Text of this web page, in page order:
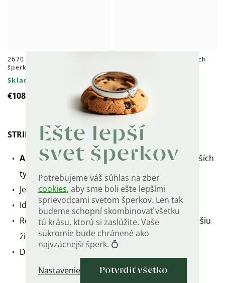
Ešte lepší
svet šperkov
Potrebujeme váš súhlas na zber
cookies, aby sme boli ešte lepšími
sprievodcami svetom šperkov. Len tak
budeme schopní skombinovať všetku
tú krásu, ktorú si zaslúžite. Vaše
súkromie bude chránené ako
najvzácnejší šperk. 💍
Nastavenie Potvrdiť všetko
2670 Súprava strieborných
šperkov LUNA SAFÍR
Skladom
€108
2685 Súprava strieborných
Skladom
€141
STRIEBORNÁ RHODIOVANÁ RETIAZKA ANKER
ANKER je jeden z najpevnejších a najspoľahlivejších
typov retiazok.
Jednotlivé očká sú radené kolmo k sebe
Ideálna retiazka k prívesku.
Ródiovaný - pre väčšiu odolnosť, vyšší lesk a dlhšiu
životnosť.
Dĺžka 55 cm.